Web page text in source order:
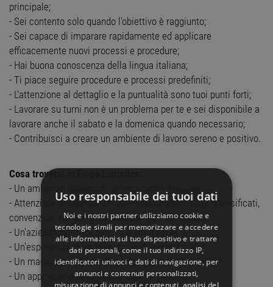
principale;
- Sei contento solo quando l'obiettivo è raggiunto;
- Sei capace di imparare rapidamente ed applicare
efficacemente nuovi processi e procedure;
- Hai buona conoscenza della lingua italiana;
- Ti piace seguire procedure e processi predefiniti;
- L'attenzione al dettaglio e la puntualità sono tuoi punti forti;
- Lavorare su turni non è un problema per te e sei disponibile a
lavorare anche il sabato e la domenica quando necessario;
- Contribuisci a creare un ambiente di lavoro sereno e positivo.
Cosa troverai in Fiege Logistics:
- Un ambiente dinamico, determinato e positivo;
- Attenzione al dipendente: mensa aziendale, turni diversificati,
convenzioni mirate, gympass, app per car sharing;
- Un'azienda tanto innovativa quanto seria;
- Un'esperienza in un magazzino d'avanguardia;
- Un magazzino sicuro, climatizzato, ordinato e pulito;
- Un approccio alla logistica nuovo e moderno.
Uso responsabile dei tuoi dati
Noi e i nostri partner utilizziamo cookie e
tecnologie simili per memorizzare e accedere
alle informazioni sul tuo dispositivo e trattare
dati personali, come il tuo indirizzo IP,
identificatori univoci e dati di navigazione, per
annunci e contenuti personalizzati,
misurazione di annunci e contenuti, analisi del